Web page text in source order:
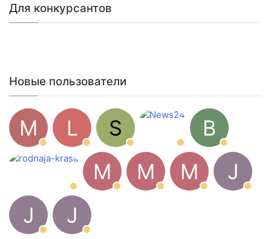
Для конкурсантов
Новые пользователи
M L S
B
M
M M
J
J
J